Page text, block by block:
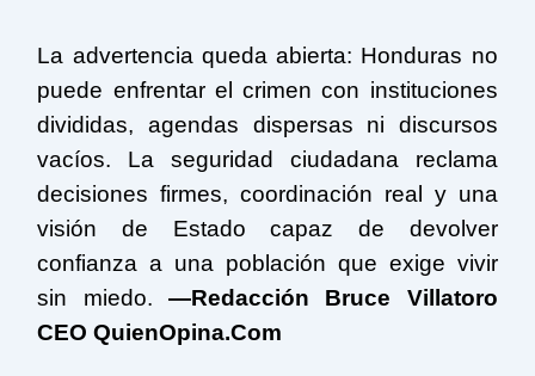
La advertencia queda abierta: Honduras no
puede enfrentar el crimen con instituciones
divididas, agendas dispersas ni discursos
vacíos. La seguridad ciudadana reclama
decisiones firmes, coordinación real y una
visión de Estado capaz de devolver
confianza a una población que exige vivir
sin miedo. —Redacción Bruce Villatoro
CEO QuienOpina.Com